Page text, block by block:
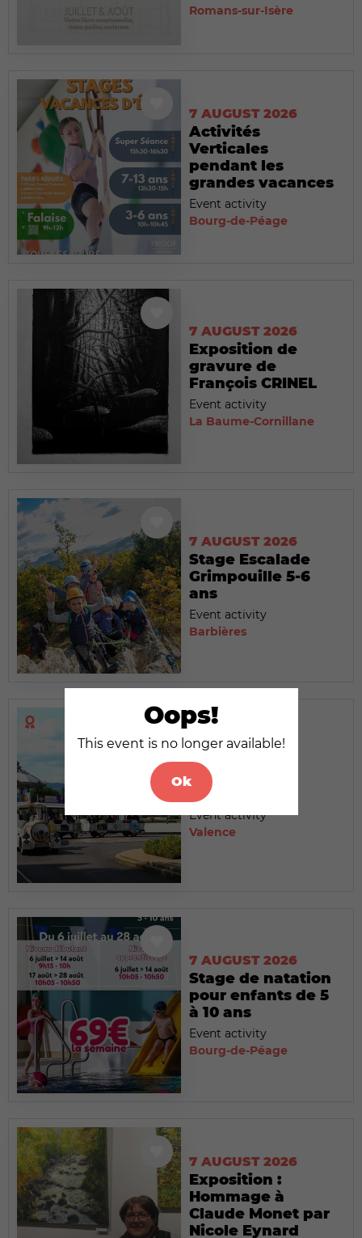
Oops!
This event is no longer available!
Ok
Romans-sur-Isère
7 AUGUST 2026
Activités
Verticales
pendant les
grandes vacances
Event activity
Bourg-de-Péage
7 AUGUST 2026
Exposition de
gravure de
François CRINEL
Event activity
La Baume-Cornillane
7 AUGUST 2026
Stage Escalade
Grimpouille 5-6
ans
Event activity
Barbières
7 AUGUST 2026
Le Petit Train
touristique
Event activity
Valence
7 AUGUST 2026
Stage de natation
pour enfants de 5
à 10 ans
Event activity
Bourg-de-Péage
7 AUGUST 2026
Exposition :
Hommage à
Claude Monet par
Nicole Eynard